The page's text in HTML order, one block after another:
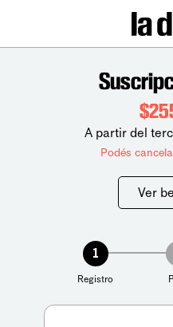
A partir del
Podés
Ver
1
Registro